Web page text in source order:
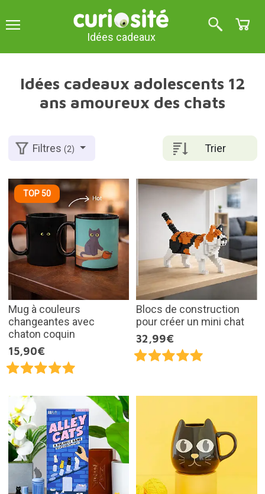
Idées cadeaux
Idées cadeaux adolescents 12
ans amoureux des chats
Trier
Filtres(2)
TOP 50
Mug à couleurs
changeantes avec
chaton coquin
15,90€
Blocs de construction
pour créer un mini chat
32,99€